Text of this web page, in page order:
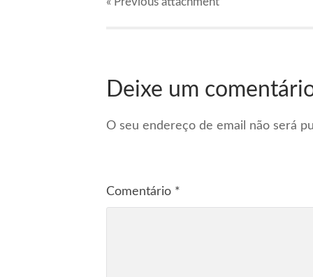
Deixe um
O seu endereço de email não será
Comentário *